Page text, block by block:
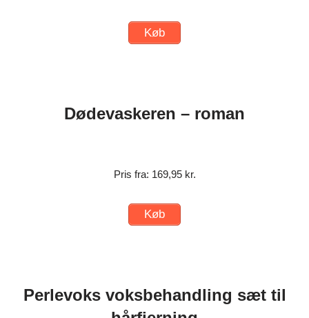
Køb
Dødevaskeren – roman
Pris fra: 169,95 kr.
Køb
Perlevoks voksbehandling sæt til